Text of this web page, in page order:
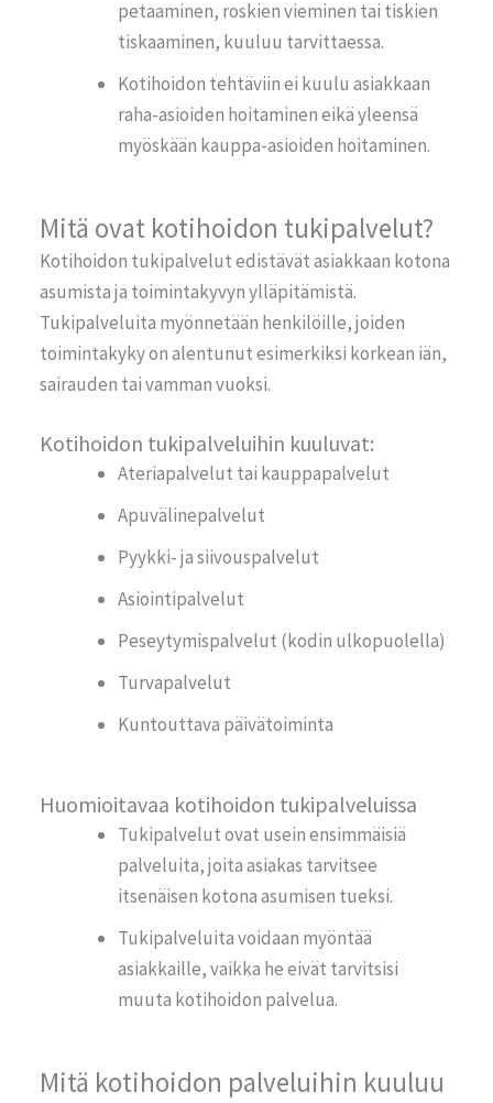
petaaminen, roskien vieminen tai tiskien
tiskaaminen, kuuluu tarvittaessa.
Kotihoidon tehtäviin ei kuulu asiakkaan
raha-asioiden hoitaminen eikä yleensä
myöskään kauppa-asioiden hoitaminen.
Mitä ovat kotihoidon tukipalvelut?
Kotihoidon tukipalvelut edistävät asiakkaan kotona
asumista ja toimintakyvyn ylläpitämistä.
Tukipalveluita myönnetään henkilöille, joiden
toimintakyky on alentunut esimerkiksi korkean iän,
sairauden tai vamman vuoksi.
Kotihoidon tukipalveluihin kuuluvat:
Ateriapalvelut tai kauppapalvelut
Apuvälinepalvelut
Pyykki- ja siivouspalvelut
Asiointipalvelut
Peseytymispalvelut (kodin ulkopuolella)
Turvapalvelut
Kuntouttava päivätoiminta
Huomioitavaa kotihoidon tukipalveluissa
Tukipalvelut ovat usein ensimmäisiä
palveluita, joita asiakas tarvitsee
itsenäisen kotona asumisen tueksi.
Tukipalveluita voidaan myöntää
asiakkaille, vaikka he eivät tarvitsisi
muuta kotihoidon palvelua.
Mitä kotihoidon palveluihin kuuluu